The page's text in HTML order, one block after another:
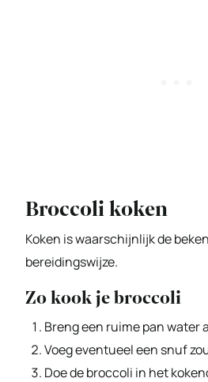
Broccoli koken
Koken is waarschijnlijk de
bereidingswijze.
Zo kook je broccoli
Breng een ruime pan water
Voeg eventueel een snuf
Doe de broccoli in het